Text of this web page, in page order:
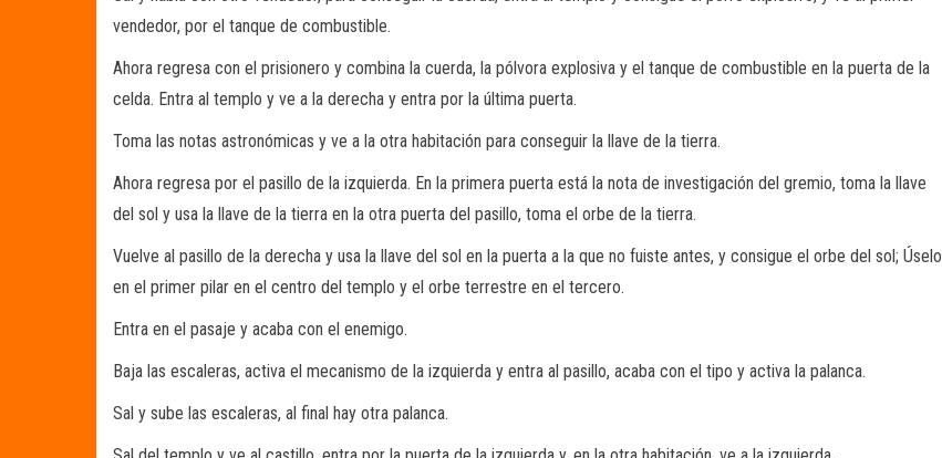
vendedor, por el tanque de combustible.
Ahora regresa con el prisionero y combina la cuerda, la pólvora explosiva y el tanque de combustible en la puerta de la
celda. Entra al templo y ve a la derecha y entra por la última puerta.
Toma las notas astronómicas y ve a la otra habitación para conseguir la llave de la tierra.
Ahora regresa por el pasillo de la izquierda. En la primera puerta está la nota de investigación del gremio, toma la llave
del sol y usa la llave de la tierra en la otra puerta del pasillo, toma el orbe de la tierra.
Vuelve al pasillo de la derecha y usa la llave del sol en la puerta a la que no fuiste antes, y consigue el orbe del sol; Úselo
en el primer pilar en el centro del templo y el orbe terrestre en el tercero.
Entra en el pasaje y acaba con el enemigo.
Baja las escaleras, activa el mecanismo de la izquierda y entra al pasillo, acaba con el tipo y activa la palanca.
Sal y sube las escaleras, al final hay otra palanca.